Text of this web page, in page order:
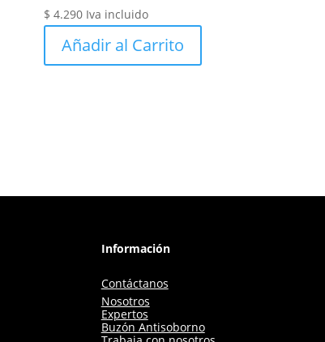
$ 4.290 Iva incluido
Añadir al Carrito
Información
Contáctanos
Nosotros
Expertos
Buzón Antisoborno